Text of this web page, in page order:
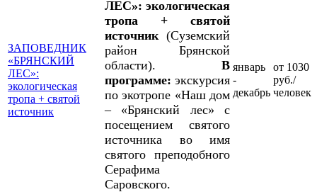
ЗАПОВЕДНИК
«БРЯНСКИЙ
ЛЕС»:
экологическая
тропа + святой
источник
ЛЕС»: экологическая
тропа + святой
источник (Суземский
район Брянской
области). В
программе: экскурсия
по экотропе «Наш дом
– «Брянский лес» с
посещением святого
источника во имя
святого преподобного
Серафима
Саровского.
январь
-
декабрь
от 1030
руб./
человек